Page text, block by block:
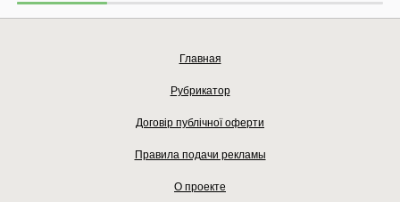
Главная
Рубрикатор
Договір публічної оферти
Правила подачи рекламы
О проекте